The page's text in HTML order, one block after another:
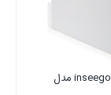
مودم ۵G برند inseego مدل